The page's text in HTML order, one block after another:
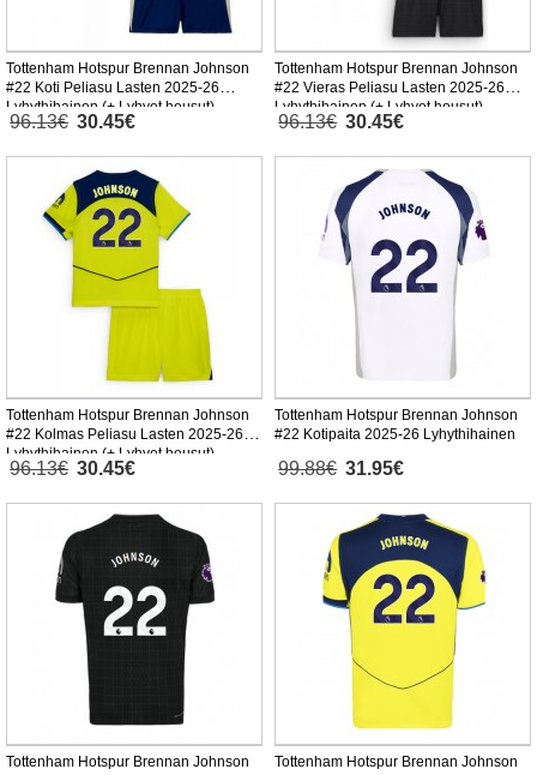
Tottenham Hotspur Brennan Johnson
#22 Koti Peliasu Lasten 2025-26
Lyhythihainen (+ Lyhyet housut)
96.13€ 30.45€
Tottenham Hotspur Brennan Johnson
#22 Vieras Peliasu Lasten 2025-26
Lyhythihainen (+ Lyhyet housut)
96.13€ 30.45€
Tottenham Hotspur Brennan Johnson
#22 Kolmas Peliasu Lasten 2025-26
Lyhythihainen (+ Lyhyet housut)
96.13€ 30.45€
Tottenham Hotspur Brennan Johnson
#22 Kotipaita 2025-26 Lyhythihainen
99.88€ 31.95€
Tottenham Hotspur Brennan Johnson
Tottenham Hotspur Brennan Johnson